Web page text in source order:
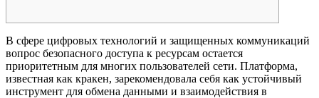
В сфере цифровых технологий и защищенных коммуникаций
вопрос безопасного доступа к ресурсам остается
приоритетным для многих пользователей сети. Платформа,
известная как кракен, зарекомендовала себя как устойчивый
инструмент для обмена данными и взаимодействия в